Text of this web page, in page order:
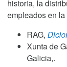
historia, la
empleados en
RAG,
Xunta de
Galicia,.